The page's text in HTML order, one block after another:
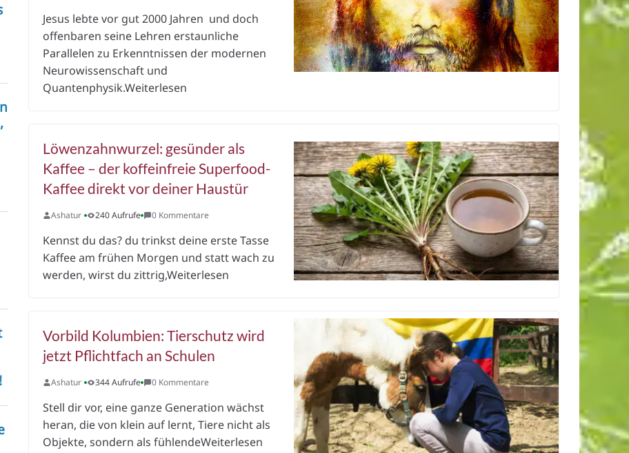
Jesus lebte vor gut 2000 Jahren und doch
offenbaren seine Lehren erstaunliche
Parallelen zu Erkenntnissen der modernen
Neurowissenschaft und
Quantenphysik.Weiterlesen
Löwenzahnwurzel: gesünder als
Kaffee – der koffeinfreie Superfood-
Kaffee direkt vor deiner Haustür
Ashatur 240 Aufrufe 0 Kommentare
Kennst du das? du trinkst deine erste Tasse
Kaffee am frühen Morgen und statt wach zu
werden, wirst du zittrig,Weiterlesen
Vorbild Kolumbien: Tierschutz wird
jetzt Pflichtfach an Schulen
Ashatur 344 Aufrufe 0 Kommentare
Stell dir vor, eine ganze Generation wächst
heran, die von klein auf lernt, Tiere nicht als
Objekte, sondern als fühlendeWeiterlesen